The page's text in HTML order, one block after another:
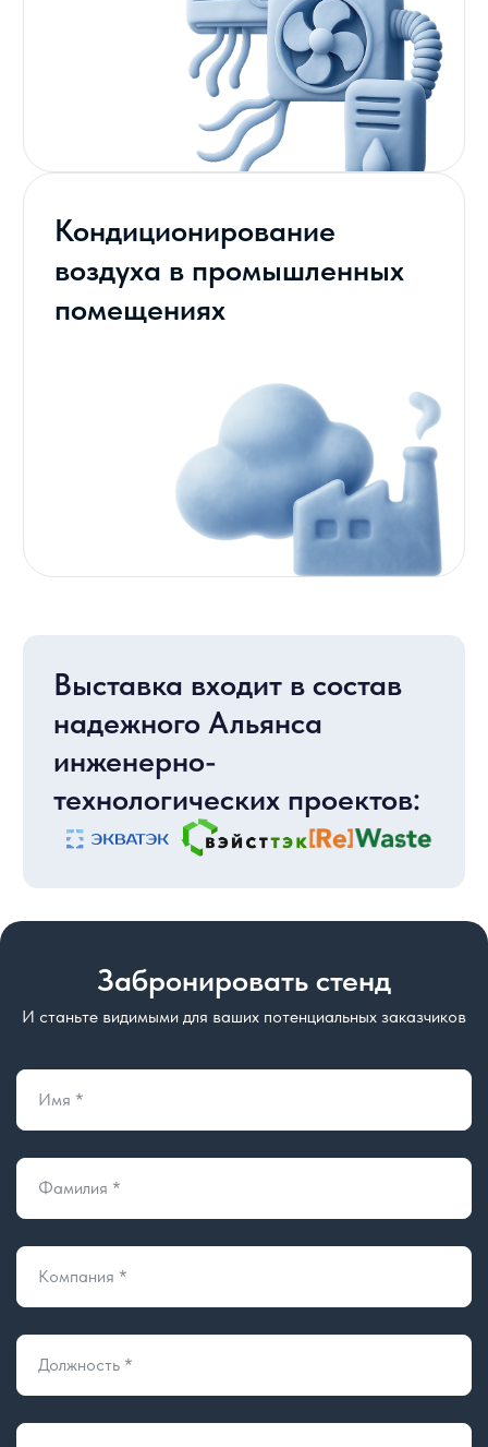
Забронировать стенд
И станьте видимыми для ваших потенциальных заказчиков
Имя *
Фамилия *
Компания *
Должность *
8-9 сентября 202610:00-18:00
10 сентября 2026
Москва, Крокус Экспо, Павильон 2, Зал 5
«Мякинино» Синяя ветка
Волоколамское шоссе
Бесплатная парковка
Время и место
проведения